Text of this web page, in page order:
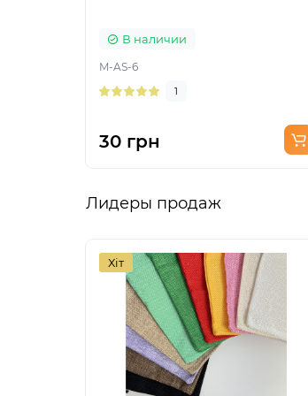
В наличии
M-AS-6
1
30 грн
Лидеры продаж
Хіт